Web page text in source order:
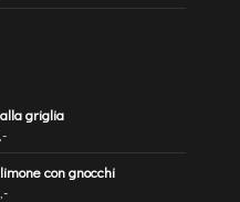
griglia
con gnocchi